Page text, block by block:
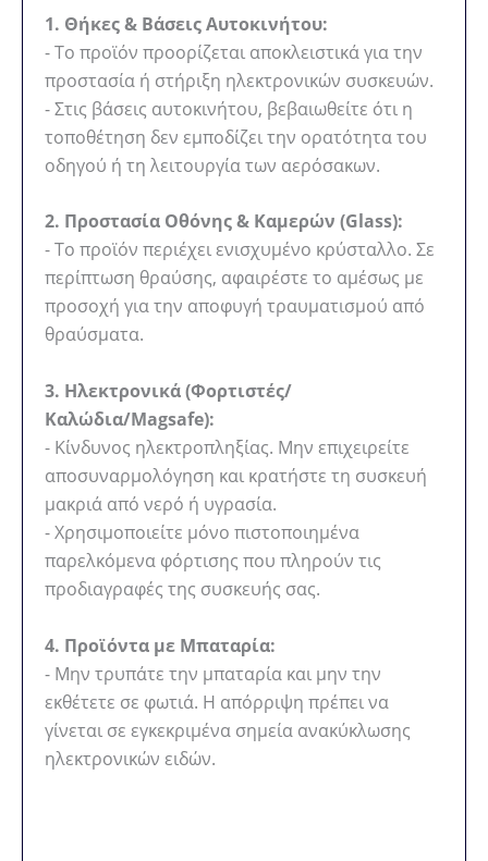
1. Θήκες & Βάσεις Αυτοκινήτου:
- Το προϊόν προορίζεται αποκλειστικά για την
προστασία ή στήριξη ηλεκτρονικών συσκευών.
- Στις βάσεις αυτοκινήτου, βεβαιωθείτε ότι η
τοποθέτηση δεν εμποδίζει την ορατότητα του
οδηγού ή τη λειτουργία των αερόσακων.
2. Προστασία Οθόνης & Καμερών (Glass):
- Το προϊόν περιέχει ενισχυμένο κρύσταλλο. Σε
περίπτωση θραύσης, αφαιρέστε το αμέσως με
προσοχή για την αποφυγή τραυματισμού από
θραύσματα.
3. Ηλεκτρονικά (Φορτιστές/
Καλώδια/Magsafe):
- Κίνδυνος ηλεκτροπληξίας. Μην επιχειρείτε
αποσυναρμολόγηση και κρατήστε τη συσκευή
μακριά από νερό ή υγρασία.
- Χρησιμοποιείτε μόνο πιστοποιημένα
παρελκόμενα φόρτισης που πληρούν τις
προδιαγραφές της συσκευής σας.
4. Προϊόντα με Μπαταρία:
- Μην τρυπάτε την μπαταρία και μην την
εκθέτετε σε φωτιά. Η απόρριψη πρέπει να
γίνεται σε εγκεκριμένα σημεία ανακύκλωσης
ηλεκτρονικών ειδών.